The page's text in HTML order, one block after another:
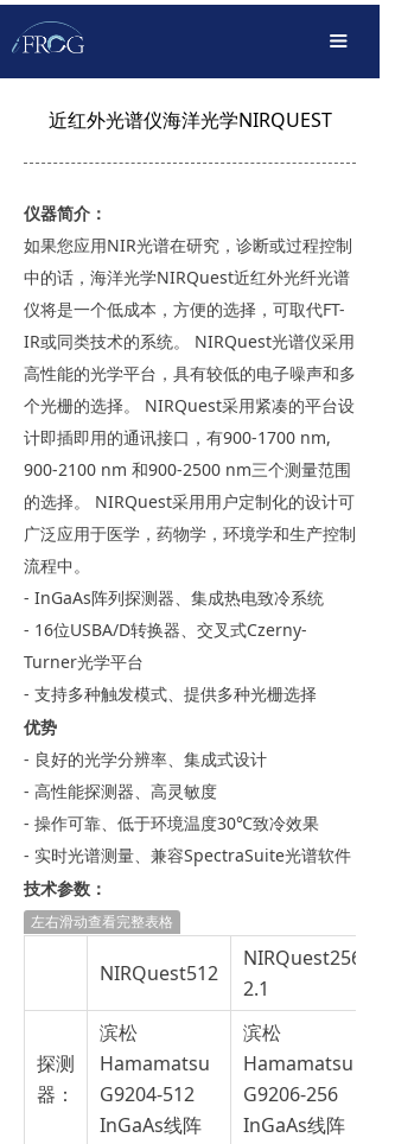
끀
首页
产品中心
解决方案
传播服务
关于我们
近红外光谱仪海洋光学NIRQUEST
仪器简介：
如果您应用NIR光谱在研究，诊断或过程控制
中的话，海洋光学NIRQuest近红外光纤光谱
仪将是一个低成本，方便的选择，可取代FT-
IR或同类技术的系统。 NIRQuest光谱仪采用
高性能的光学平台，具有较低的电子噪声和多
个光栅的选择。 NIRQuest采用紧凑的平台设
计即插即用的通讯接口，有900-1700 nm,
900-2100 nm 和900-2500 nm三个测量范围
的选择。 NIRQuest采用用户定制化的设计可
广泛应用于医学，药物学，环境学和生产控制
流程中。
- InGaAs阵列探测器、集成热电致冷系统
- 16位USBA/D转换器、交叉式Czerny-
Turner光学平台
- 支持多种触发模式、提供多种光栅选择
优势
- 良好的光学分辨率、集成式设计
- 高性能探测器、高灵敏度
- 操作可靠、低于环境温度30℃致冷效果
- 实时光谱测量、兼容SpectraSuite光谱软件
技术参数：
左右滑动查看完整表格
NIRQuest512
NIRQuest256-
2.1
探测
器：
滨松
Hamamatsu
G9204-512
InGaAs线阵
滨松
Hamamatsu
G9206-256
InGaAs线阵